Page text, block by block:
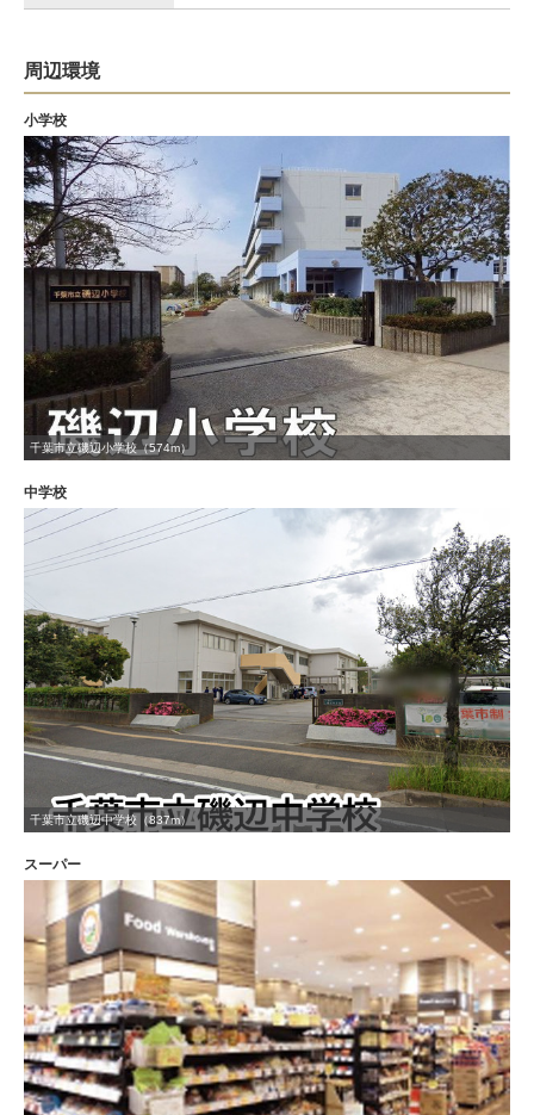
周辺環境
小学校
千葉市立磯辺小学校（574m）
中学校
千葉市立磯辺中学校（837m）
スーパー